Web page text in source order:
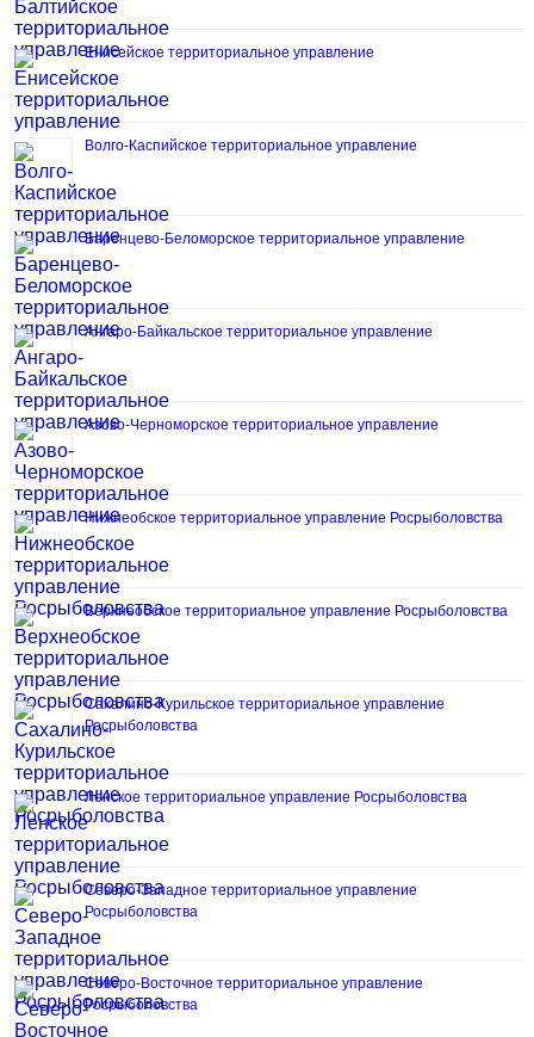
Енисейское территориальное управление
Волго-Каспийское территориальное управление
Баренцево-Беломорское территориальное управление
Ангаро-Байкальское территориальное управление
Азово-Черноморское территориальное управление
Нижнеобское территориальное управление Росрыболовства
Верхнеобское территориальное управление Росрыболовства
Сахалино-Курильское территориальное управление
Росрыболовства
Ленское территориальное управление Росрыболовства
Северо-Западное территориальное управление
Росрыболовства
Северо-Восточное территориальное управление
Росрыболовства